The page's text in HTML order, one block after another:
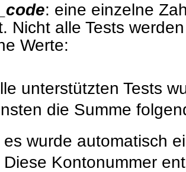
: eine einzelne
Nicht alle Tests
Werte:
unterstützten Tests
die Summe
es wurde automatisch
Diese Kontonummer